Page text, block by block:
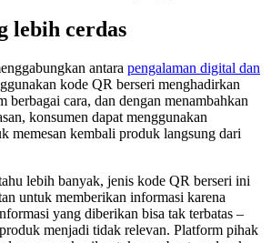
lebih cerdas
antara pengalaman digital dan
kode QR berseri menghadirkan
berbagai cara, dan dengan menambahkan
konsumen dapat menggunakan
memesan kembali produk langsung dari
lebih banyak, jenis kode QR berseri ini
untuk memberikan informasi karena
yang diberikan bisa tak terbatas –
menjadi tidak relevan. Platform pihak